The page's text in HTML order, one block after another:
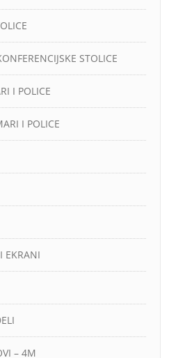
STOLICE
I POLICE
I POLICE
EKRANI
– 4M